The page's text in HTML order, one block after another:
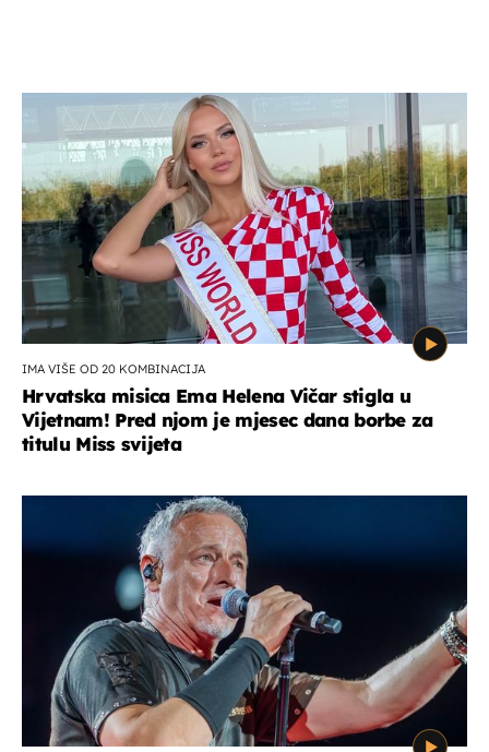
IMA VIŠE OD 20 KOMBINACIJA
Hrvatska misica Ema Helena Vičar stigla u
Vijetnam! Pred njom je mjesec dana borbe za
titulu Miss svijeta